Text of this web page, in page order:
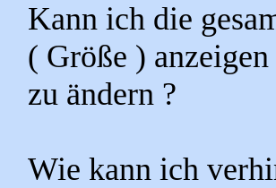
Kann ich die
( Größe )
zu ändern ?
Wie kann ich